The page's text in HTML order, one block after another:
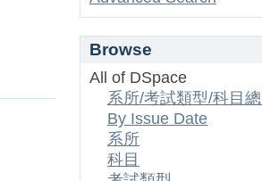
Browse
All of DSpace
系所/考試類型/科目
By Issue Date
系所
科目